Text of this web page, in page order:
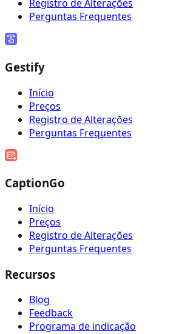
Registro de Alterações
Perguntas Frequentes
Gestify
Início
Preços
Registro de Alterações
Perguntas Frequentes
CaptionGo
Início
Preços
Registro de Alterações
Perguntas Frequentes
Recursos
Blog
Feedback
Programa de indicação